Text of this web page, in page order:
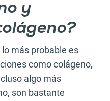
y
más probable es
como colágeno,
algo más
son bastante